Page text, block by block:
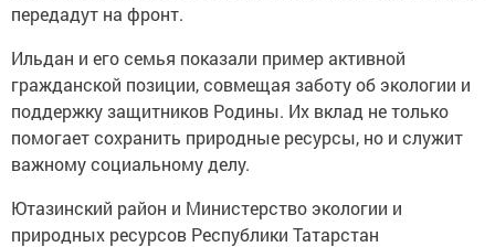
передадут на фронт.
Ильдан и его семья показали пример активной
гражданской позиции, совмещая заботу об экологии и
поддержку защитников Родины. Их вклад не только
помогает сохранить природные ресурсы, но и служит
важному социальному делу.
Ютазинский район и Министерство экологии и
природных ресурсов Республики Татарстан